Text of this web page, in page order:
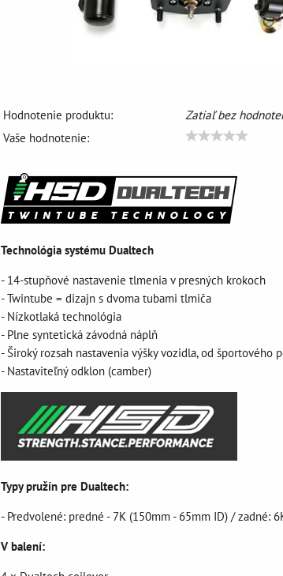
Hodnotenie produktu:
Zatiaľ bez
Vaše hodnotenie:
Technológia systému Dualtech
- 14-stupňové nastavenie tlmenia v presných krokoch
- Twintube = dizajn s dvoma tubami tlmiča
- Nízkotlaká technológia
- Plne syntetická závodná náplň
- Široký rozsah nastavenia výšky vozidla, od športového
- Nastaviteľný odklon (camber)
Typy pružín pre Dualtech:
- Predvolené: predné - 7K (150mm - 65mm ID) / zadné:
V balení: